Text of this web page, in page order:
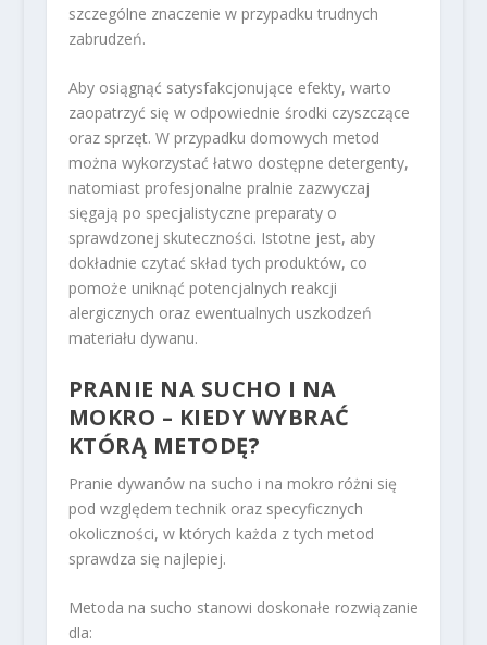
szczególne znaczenie w przypadku trudnych
zabrudzeń.
Aby osiągnąć satysfakcjonujące efekty, warto
zaopatrzyć się w odpowiednie środki czyszczące
oraz sprzęt. W przypadku domowych metod
można wykorzystać łatwo dostępne detergenty,
natomiast profesjonalne pralnie zazwyczaj
sięgają po specjalistyczne preparaty o
sprawdzonej skuteczności. Istotne jest, aby
dokładnie czytać skład tych produktów, co
pomoże uniknąć potencjalnych reakcji
alergicznych oraz ewentualnych uszkodzeń
materiału dywanu.
PRANIE NA SUCHO I NA
MOKRO – KIEDY WYBRAĆ
KTÓRĄ METODĘ?
Pranie dywanów na sucho i na mokro różni się
pod względem technik oraz specyficznych
okoliczności, w których każda z tych metod
sprawdza się najlepiej.
Metoda na sucho stanowi doskonałe rozwiązanie
dla: